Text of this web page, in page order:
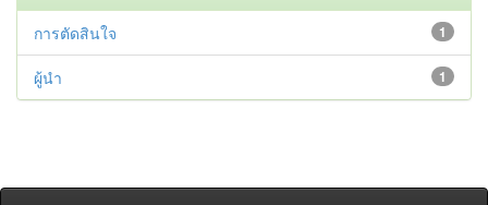
1
การตัดสินใจ
1
ผู้นำ